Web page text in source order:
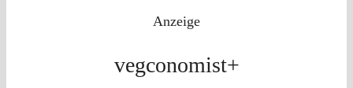
Anzeige
vegconomist+